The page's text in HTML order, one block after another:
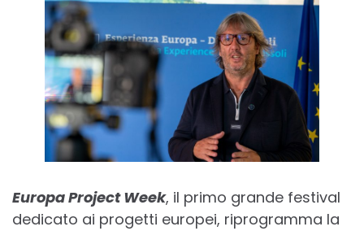
Europa Project Week, il primo grande festival
dedicato ai progetti europei, riprogramma la